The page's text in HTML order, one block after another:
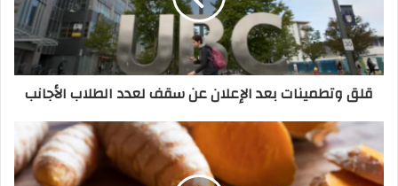
قلق وتطمينات بعد الإعلان عن سقف لعدد الطلاب الأجانب